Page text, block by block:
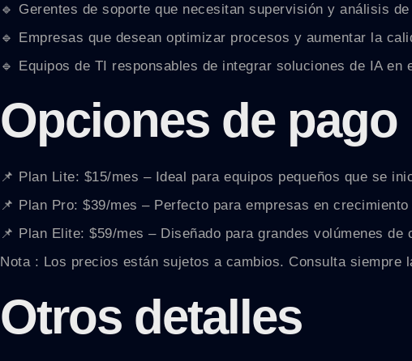
🔹 Gerentes de soporte que necesitan supervisión y análisis
🔹 Empresas que desean optimizar procesos y aumentar la
🔹 Equipos de TI responsables de integrar soluciones de IA en
Opciones de pago
📌 Plan Lite: $15/mes – Ideal para equipos pequeños que se
📌 Plan Pro: $39/mes – Perfecto para empresas en
📌 Plan Elite: $59/mes – Diseñado para grandes volúmenes
Nota : Los precios están sujetos a cambios. Consulta
Otros detalles